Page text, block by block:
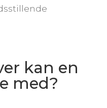
kan en
med?